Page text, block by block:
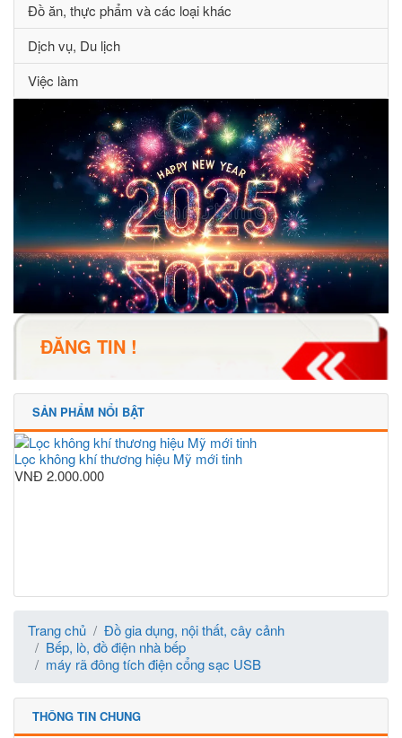
Đồ ăn, thực phẩm và các loại khác
Dịch vụ, Du lịch
Việc làm
ĐĂNG TIN !
SẢN PHẨM NỔI BẬT
Lọc không khí thương hiệu Mỹ mới tinh
VNĐ 2.000.000
Trang chủ
Đồ gia dụng, nội thất, cây cảnh
Bếp, lò, đồ điện nhà bếp
máy rã đông tích điện cổng sạc USB
THÔNG TIN CHUNG